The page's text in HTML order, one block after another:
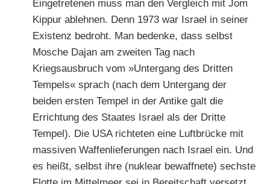
Eingetretenen muss man den Vergleich mit Jom
Kippur ablehnen. Denn 1973 war Israel in seiner
Existenz bedroht. Man bedenke, dass selbst
Mosche Dajan am zweiten Tag nach
Kriegsausbruch vom »Untergang des Dritten
Tempels« sprach (nach dem Untergang der
beiden ersten Tempel in der Antike galt die
Errichtung des Staates Israel als der Dritte
Tempel). Die USA richteten eine Luftbrücke mit
massiven Waffenlieferungen nach Israel ein. Und
es heißt, selbst ihre (nuklear bewaffnete) sechste